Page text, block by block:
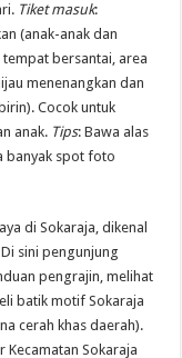
Tiket masuk:
(anak-anak dan
tempat bersantai, area
menenangkan dan
Cocok untuk
anak. Tips: Bawa alas
banyak spot foto
di Sokaraja, dikenal
sini pengunjung
pengrajin, melihat
batik motif Sokaraja
cerah khas daerah).
Kecamatan Sokaraja